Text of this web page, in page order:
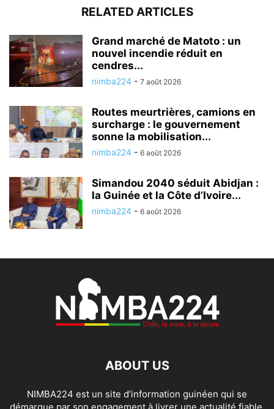
RELATED ARTICLES
Grand marché de Matoto : un
nouvel incendie réduit en
cendres...
nimba224 - 7 août 2026
Routes meurtrières, camions en
surcharge : le gouvernement
sonne la mobilisation...
nimba224 - 6 août 2026
Simandou 2040 séduit Abidjan :
la Guinée et la Côte d’Ivoire...
nimba224 - 6 août 2026
ABOUT US
NIMBA224 est un site d’information guinéen qui se